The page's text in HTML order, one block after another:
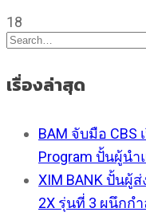
18
เรื่องล่าสุด
BAM จับมือ CBS
Program ปั้นผู้น
XIM BANK ปั้นผู้
2X รุ่นที่ 3 ผนึกก